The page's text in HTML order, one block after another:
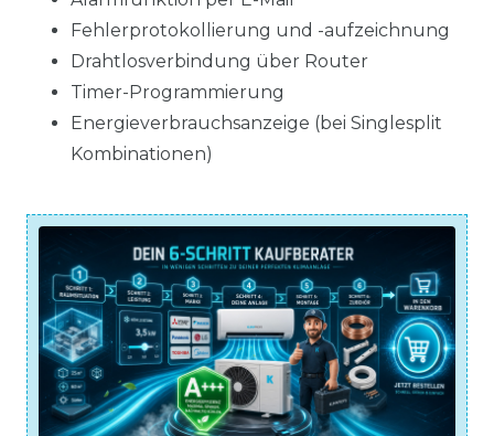
Fehlerprotokollierung und -aufzeichnung
Drahtlosverbindung über Router
Timer-Programmierung
Energieverbrauchsanzeige (bei Singlesplit
Kombinationen)